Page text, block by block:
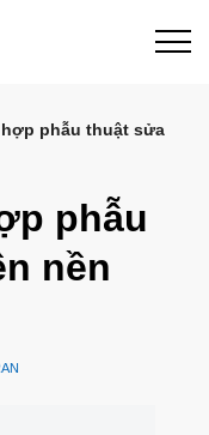
phẫu thuật sửa
phẫu
nền